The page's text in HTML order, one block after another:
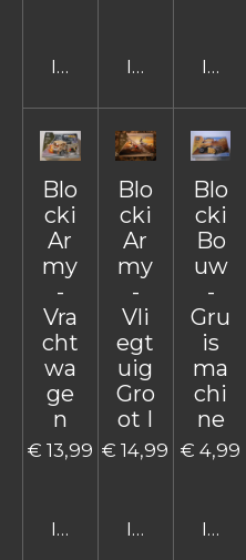
In winkelwagen
In In
Blo
cki
Ar
my
-
Vra
cht
wa
ge
n
€ 13,99
In winkelwagen
Blo
cki
Ar
my
-
Vli
egt
uig
Gro
ot I
€ 14,99
In
Blo
cki
Bo
uw
-
Gru
is
ma
chi
ne
€ 4,99
In